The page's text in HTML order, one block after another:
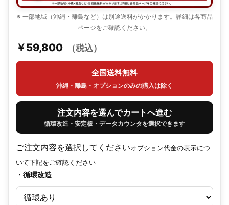
※ 一部地域（沖縄・離島など）は別途送料がかかります。詳細は各商品
ページをご確認ください。
￥59,800 （税込）
全国送料無料
沖縄・離島・オプションのみの購入は除く
注文内容を選んでカートへ進む
循環改造・安定板・データカウンタを選択できます
ご注文内容を選択してくださいオプション代金の表示につ
いて下記をご確認ください
・循環改造